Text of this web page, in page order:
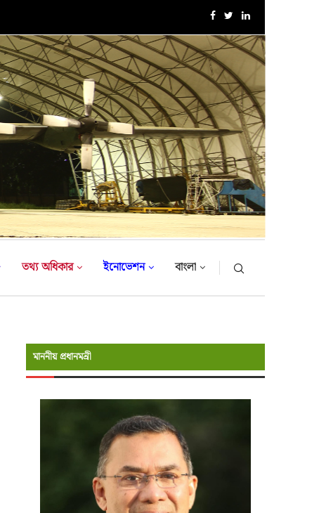
বাংলাদেশ সেনাবাহিনীর বৃক্ষরোপণ অভিযান ২০২৬ এর উদ্বোধন
তথ্য অধিকার ইনোভেশন বাংলা
মাননীয় প্রধানমন্রী